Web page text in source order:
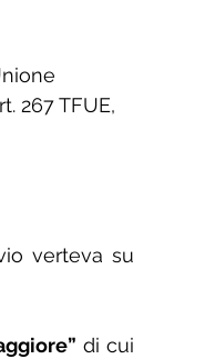
267 TFUE,
verteva su
di cui